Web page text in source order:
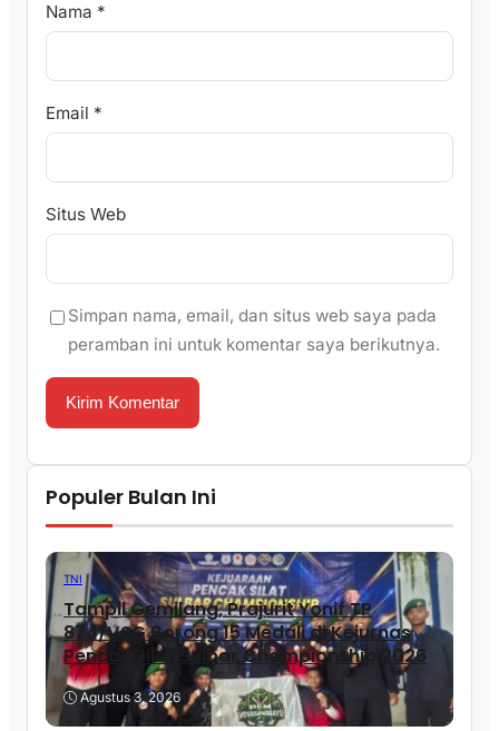
Nama *
Email *
Situs Web
Simpan nama, email, dan situs web saya pada
peramban ini untuk komentar saya berikutnya.
Populer Bulan Ini
TNI
Tampil Gemilang, Prajurit Yonif TP
874/VSG Borong 15 Medali di Kejurnas
Pencak Silat Sulbar Championship 2026
Agustus 3, 2026